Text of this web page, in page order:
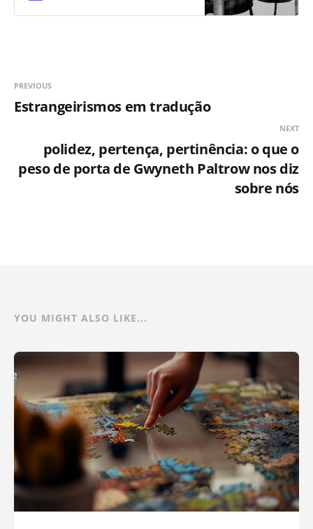
PREVIOUS
Estrangeirismos em tradução
NEXT
polidez, pertença, pertinência: o que o
peso de porta de Gwyneth Paltrow nos diz
sobre nós
YOU MIGHT ALSO LIKE...